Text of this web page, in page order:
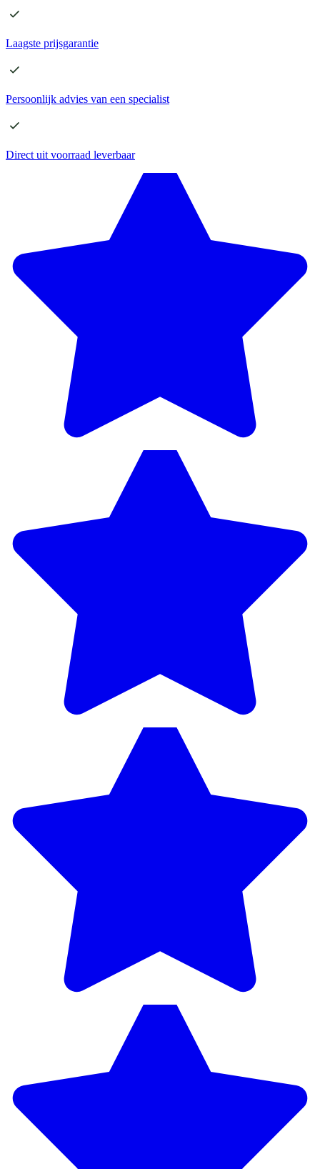
Laagste prijsgarantie
Persoonlijk advies van een specialist
Direct uit voorraad leverbaar